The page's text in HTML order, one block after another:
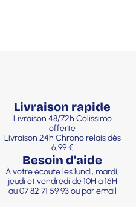
Livraison rapide
Livraison 48/72h Colissimo
offerte
Livraison 24h Chrono relais dès
6,99 €
Besoin d'aide
À votre écoute les lundi, mardi,
jeudi et vendredi de 10H à 16H
au 07 82 71 59 93 ou par email